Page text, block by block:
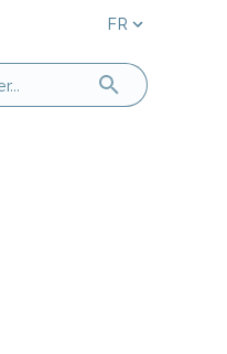
FR